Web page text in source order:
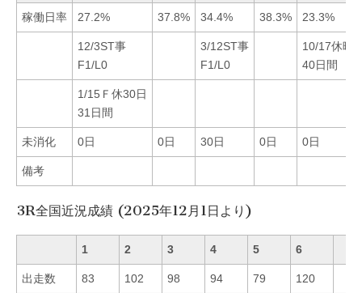
稼働日率 27.2% 37.8% 34.4% 38.3% 23.3%
12/3ST事
F1/L0
3/12ST事
F1/L0
10/17休暇
40日間
1/15Ｆ休30日
31日間
未消化 0日 0日 30日 0日 0日
備考
3R全国近況成績 (2025年12月1日より)
1 2 3 4 5 6
出走数 83 102 98 94 79 120